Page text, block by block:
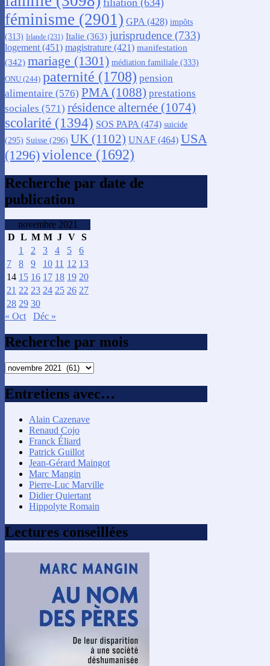
féminisme (2901) GPA (428) impôts
(313) Irlande (231) Italie (363) jurisprudence (733)
logement (451) magistrature (421) manifestation
(342) mariage (1301) médiation familiale (333)
ONU (244) paternité (1708) pension
alimentaire (576) PMA (1088) prestations
sociales (571) résidence alternée (1074)
scolarité (1394) SOS PAPA (474) suicide
(295) Suisse (296) UK (1102) UNAF (464) USA
(1296)violence (1692)
Recherche par date de
publication
novembre 2021
D L M M J V S
1
2 3 4 5
6
7
8 9 10 11 12 13
14 15 16 17 18 19 20
21 22 23 24 25 26 27
28 29 30
« Oct
Déc »
Recherche par mois
Recherche
mois
Entretiens avec…
Alain Cazenave
Renaud Cojo
Franck Éliard
Patrick Guillot
Jean-Gérard Maingot
Marc Mangin
Pierre-Luc Marville
Didier Quiertant
Hippolyte Romain
Lectures conseillées